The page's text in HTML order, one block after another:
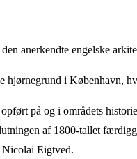
anerkendte engelske
hjørnegrund i København,
på og i områdets
af 1800-tallet
Nicolai Eigtved.